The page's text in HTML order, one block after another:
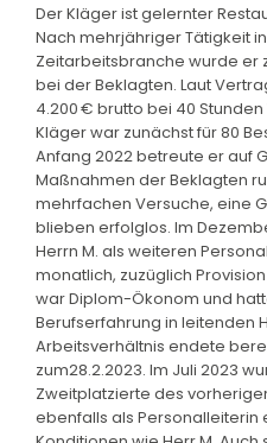
Der Kläger ist gelernter
Nach mehrjähriger Tätigkeit
Zeitarbeitsbranche wurde er
bei der Beklagten. Laut
4.200 € brutto bei 40
Kläger war zunächst für 80
Anfang 2022 betreute er auf
Maßnahmen der Beklagten
mehrfachen Versuche, eine
blieben erfolglos. Im
Herrn M. als weiteren
monatlich, zuzüglich
war Diplom-Ökonom und
Berufserfahrung in leitenden
Arbeitsverhältnis endete
zum28.2.2023. Im Juli 2023
Zweitplatzierte des
ebenfalls als Personalleiterin